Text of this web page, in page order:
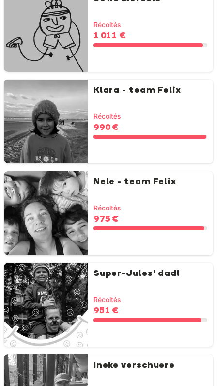
Récoltés
1 011 €
Klara - team Felix
Récoltés
990 €
Nele - team Felix
Récoltés
975 €
Super-Jules' dad!
Récoltés
951 €
Ineke verschuere